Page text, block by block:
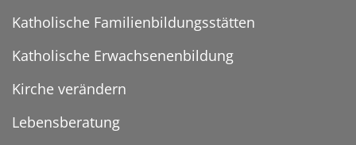
Katholische Familienbildungsstätten
Katholische Erwachsenenbildung
Kirche verändern
Lebensberatung